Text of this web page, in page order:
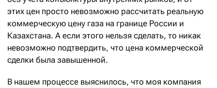
этих цен просто невозможно рассчитать реальную
коммерческую цену газа на границе России и
Казахстана. А если этого нельзя сделать, то никак
невозможно подтвердить, что цена коммерческой
сделки была завышенной.
В нашем процессе выяснилось, что моя компания